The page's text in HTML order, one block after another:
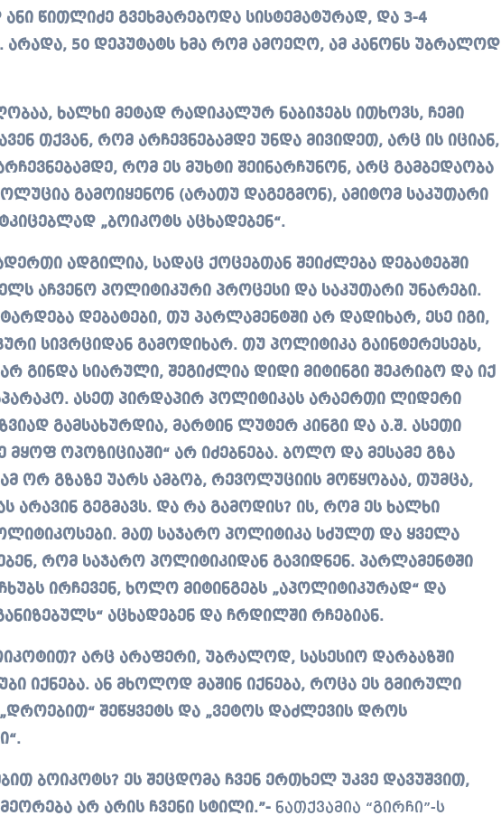
წითლიძე გვეხმარებოდა სისტემატურად, და 3-4
არადა, 50 დეპუტატს ხმა რომ ამოეღო, ამ კანონს უბრალოდ
ხალხი მეტად რადიკალურ ნაბიჯებს ითხოვს, ჩემი
თქვან, რომ არჩევნებამდე უნდა მივიდეთ, არც ის იციან,
რომ ეს მუხტი შეინარჩუნონ, არც გამბედაობა
გამოიყენონ (არათუ დაგეგმონ), ამიტომ საკუთარი
„ბოიკოტს აცხადებენ“.
ადგილია, სადაც ქოცებთან შეიძლება დებატებში
აჩვენო პოლიტიკური პროცესი და საკუთარი უნარები.
დებატები, თუ პარლამენტში არ დადიხარ, ესე იგი,
სივრციდან გამოდიხარ. თუ პოლიტიკა გაინტერესებს,
გინდა სიარული, შეგიძლია დიდი მიტინგი შეკრიბო და იქ
ასეთ პირდაპირ პოლიტიკას არაერთი ლიდერი
გამსახურდია, მარტინ ლუტერ კინგი და ა.შ. ასეთი
ოპოზიციაში“ არ იძებნება. ბოლო და მესამე გზა
ორ გზაზე უარს ამბობ, რევოლუციის მოწყობაა, თუმცა,
არავინ გეგმავს. და რა გამოდის? ის, რომ ეს ხალხი
მათ საჯარო პოლიტიკა სძულთ და ყველა
რომ საჯარო პოლიტიკიდან გავიდნენ. პარლამენტში
ირჩევენ, ხოლო მიტინგებს „აპოლიტიკურად“ და
აცხადებენ და ჩრდილში რჩებიან.
არც არაფერი, უბრალოდ, სასესიო დარბაზში
იქნება. ან მხოლოდ მაშინ იქნება, როცა ეს გმირული
შეწყვეტს და „ვეტოს დაძლევის დროს
ბოიკოტს? ეს შეცდომა ჩვენ ერთხელ უკვე დავუშვით,
არ არის ჩვენი სტილი.”- ნათქვამია “გირჩი”-ს